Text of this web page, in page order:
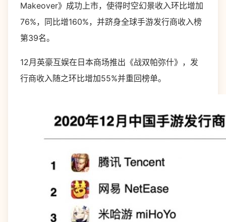
Makeover》成功上市，使得时空幻景收入环比增加
76%，同比增160%，并跻身全球手游发行商收入榜
第39名。
12月英豪互娱在日本商场推出《战双帕弥什》，发
行商收入随之环比增加55%并重回榜单。